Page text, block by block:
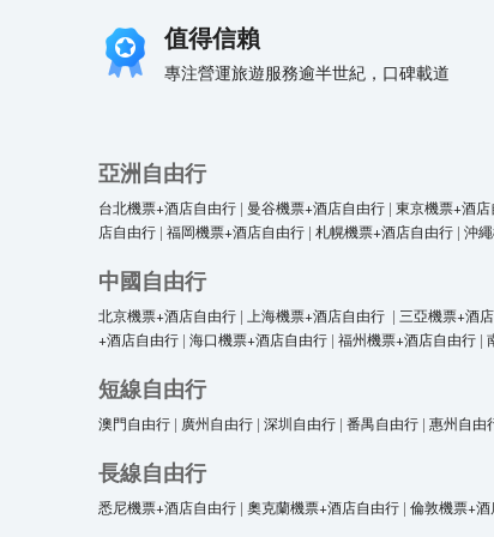
值得信賴
專注營運旅遊服務逾半世紀，口碑載道
亞洲自由行
台北機票+酒店自由行 | 曼谷機票+酒店自由行 | 東京機票+酒
店自由行 | 福岡機票+酒店自由行 | 札幌機票+酒店自由行 | 沖
中國自由行
北京機票+酒店自由行 | 上海機票+酒店自由行 | 三亞機票+酒
+酒店自由行 | 海口機票+酒店自由行 | 福州機票+酒店自由行 |
短線自由行
澳門自由行 | 廣州自由行 | 深圳自由行 | 番禺自由行 | 惠州自由
長線自由行
悉尼機票+酒店自由行 | 奧克蘭機票+酒店自由行 | 倫敦機票+